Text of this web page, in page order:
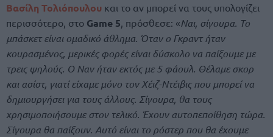
Βασίλη Τολιόπουλου και το αν μπορεί να τους υπολογίζει
περισσότερο, στο Game 5, πρόσθεσε: «Ναι, σίγουρα. Το
μπάσκετ είναι ομαδικό άθλημα. Όταν ο Γκραντ ήταν
κουρασμένος, μερικές φορές είναι δύσκολο να παίξουμε με
τρεις ψηλούς. Ο Ναν ήταν εκτός με 5 φάουλ. Θέλαμε σκορ
και ασίστ, γιατί είχαμε μόνο τον Χέιζ-Ντέιβις που μπορεί να
δημιουργήσει για τους άλλους. Σίγουρα, θα τους
χρησιμοποιήσουμε στον τελικό. Έχουν αυτοπεποίθηση τώρα.
Σίγουρα θα παίξουν. Αυτό είναι το ρόστερ που θα έχουμε